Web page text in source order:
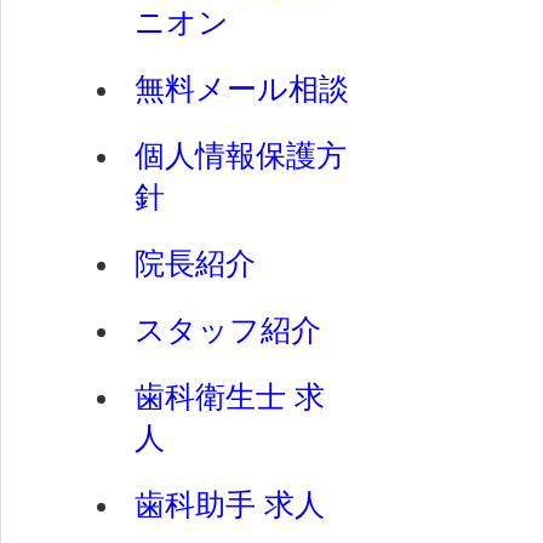
ニオン
無料メール相談
個人情報保護方
針
院長紹介
スタッフ紹介
歯科衛生士 求
人
歯科助手 求人